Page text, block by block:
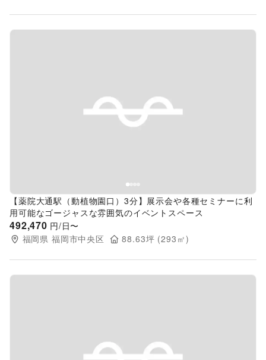
Previous slide
【薬院大通駅（動植物園口）3分】展示会や各種セミナーに利
用可能なゴージャスな雰囲気のイベントスペース
492,470 円/日〜
福岡県 福岡市中央区 88.63坪 (293 ㎡)